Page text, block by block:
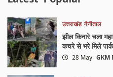
उत्तराखंड नैनीताल
झील किनारे चला
कचरे से भरे मिले
28 May GKM